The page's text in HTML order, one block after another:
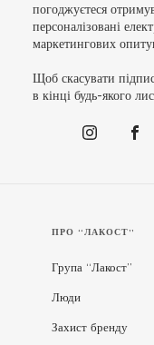
погоджуєтеся
персоналізовані
маркетингових
Щоб скасувати
в кінці будь-якого
ПРО “ЛАКОСТ”
Група “Лакост”
Люди
Захист бренду